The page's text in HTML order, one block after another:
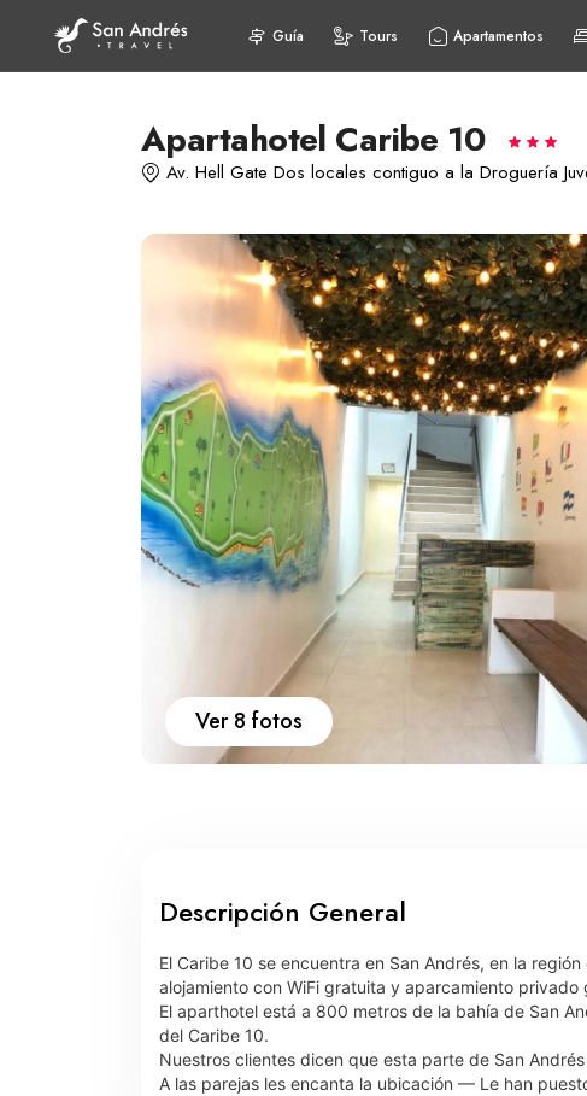
Guía Tours Apartamentos
Apartahotel Caribe 10
Av. Hell Gate Dos locales contiguo a la Droguería
Ver 8 fotos
Descripción General
El Caribe 10 se encuentra en San Andrés, en la
alojamiento con WiFi gratuita y aparcamiento privado
El aparthotel está a 800 metros de la bahía de San
del Caribe 10.
Nuestros clientes dicen que esta parte de San
A las parejas les encanta la ubicación — Le han